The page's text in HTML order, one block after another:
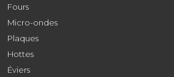
Fours
Micro-ondes
Plaques
Hottes
Éviers